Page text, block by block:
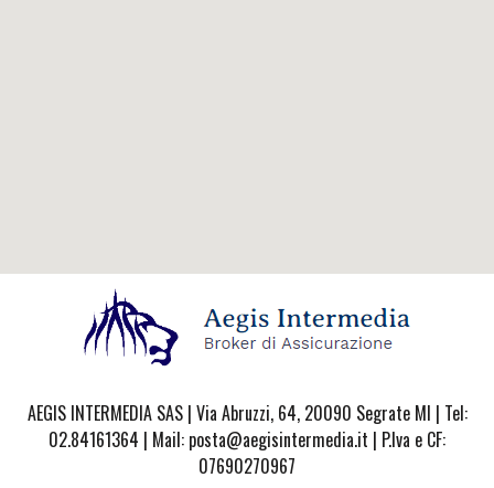
AEGIS INTERMEDIA SAS | Via Abruzzi, 64, 20090 Segrate MI | Tel:
02.84161364 | Mail: posta@aegisintermedia.it | P.Iva e CF:
07690270967